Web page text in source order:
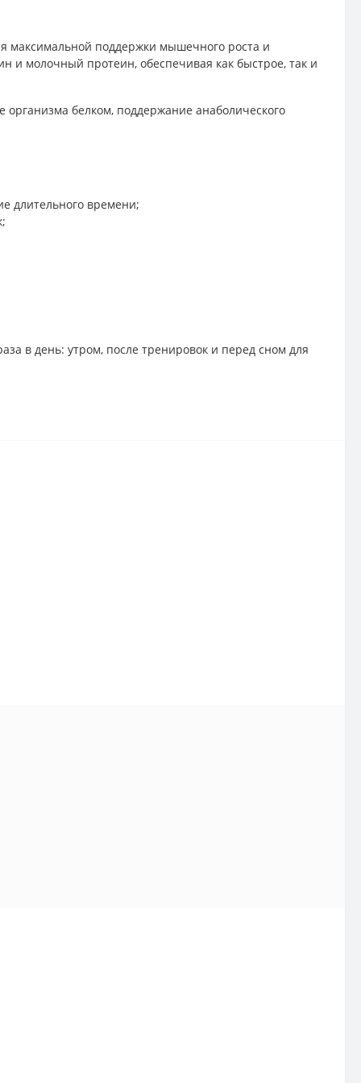
максимальной поддержки мышечного роста и
и молочный протеин, обеспечивая как быстрое, так и
белком, поддержание анаболического
длительного времени;
в день: утром, после тренировок и перед сном для